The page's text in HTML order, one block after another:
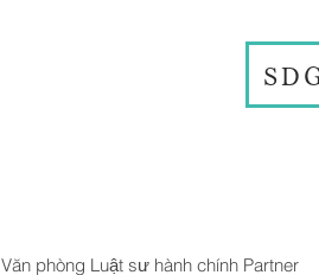
Văn phòng Luật sư hành chính Partner